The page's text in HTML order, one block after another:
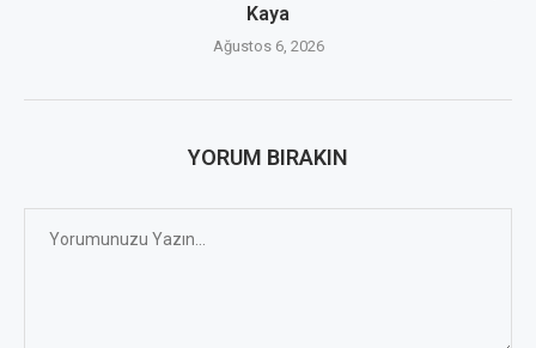
Kaya
Ağustos 6, 2026
YORUM BIRAKIN